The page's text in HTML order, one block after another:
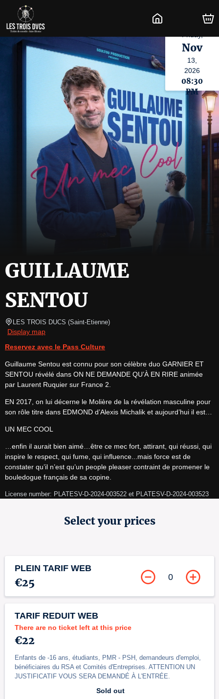
Nov
13,
2026
08:30
PM
GUILLAUME
SENTOU
LES TROIS DUCS (Saint-Etienne)
Display map
Reservez avec le Pass Culture
Guillaume Sentou est connu pour son célèbre duo GARNIER ET
SENTOU révélé dans ON NE DEMANDE QU’À EN RIRE animée
par Laurent Ruquier sur France 2.
EN 2017, on lui décerne le Molière de la révélation masculine pour
son rôle titre dans EDMOND d’Alexis Michalik et aujourd’hui il est…
UN MEC COOL
…enfin il aurait bien aimé…être ce mec fort, attirant, qui réussi, qui
inspire le respect, qui fume, qui influence...mais force est de
constater qu’il n’est qu’un people pleaser contraint de promener le
bouledogue français de sa copine.
License number: PLATESV-D-2024-003522 et PLATESV-D-2024-003523
Select your prices
PLEIN TARIF WEB
€25 0
TARIF REDUIT WEB
There are no ticket left at this price
€22
Enfants de -16 ans, étudiants, PMR - PSH, demandeurs d'emploi,
bénéficiaires du RSA et Comités d'Entreprises. ATTENTION UN
JUSTIFICATIF VOUS SERA DEMANDÉ À L'ENTRÉE.
Sold out